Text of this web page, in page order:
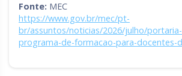
Fonte: MEC
https://www.gov.br/mec/pt-
br/assuntos/noticias/2026/julho/
programa-de-formacao-para-docentes-